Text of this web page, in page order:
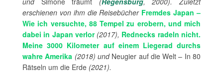
erschienen von ihm die Reisebücher Fremdes Japan –
Wie ich versuchte, 88 Tempel zu erobern, und mich
dabei in Japan verlor (2017), Rednecks radeln nicht.
Meine 3000 Kilometer auf einem Liegerad durchs
wahre Amerika (2018) und Neugier auf die Welt – In 80
Rätseln um die Erde (2021).